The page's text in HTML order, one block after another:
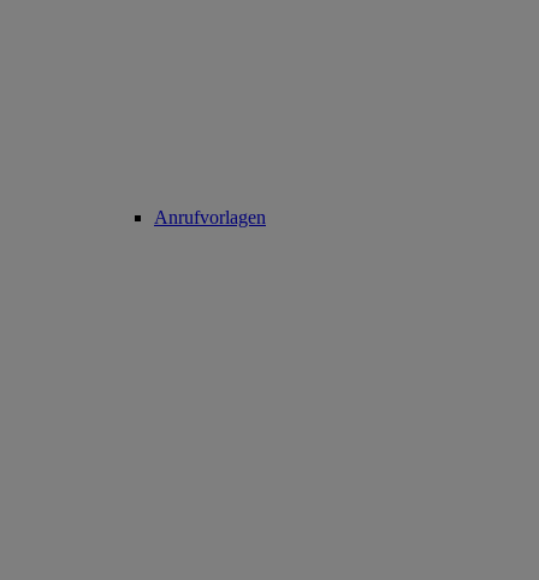
Anrufvorlagen